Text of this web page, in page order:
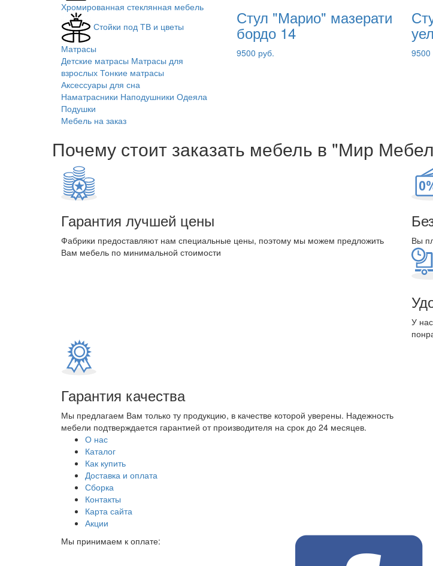
Хромированная стеклянная мебель
Стойки под ТВ и цветы
Матрасы
Детские матрасы Матрасы для
взрослых Тонкие матрасы
Аксессуары для сна
Наматрасники Наподушники Одеяла
Подушки
Мебель на заказ
Стул "Марио" мазерати
бордо 14
9500 руб. 9500
Почему стоит заказать мебель в "Мир
Гарантия лучшей цены
Фабрики предоставляют нам специальные цены, поэтому мы можем предложить
Вам мебель по минимальной стоимости
Вы
У
Гарантия качества
Мы предлагаем Вам только ту продукцию, в качестве которой уверены. Надежность
мебели подтверждается гарантией от производителя на срок до 24 месяцев.
О нас
Каталог
Как купить
Доставка и оплата
Сборка
Контакты
Карта сайта
Акции
Мы принимаем к оплате: